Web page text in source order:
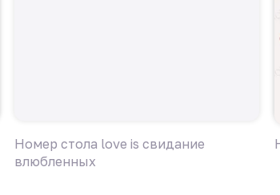
Номер стола love is свидание
влюбленных